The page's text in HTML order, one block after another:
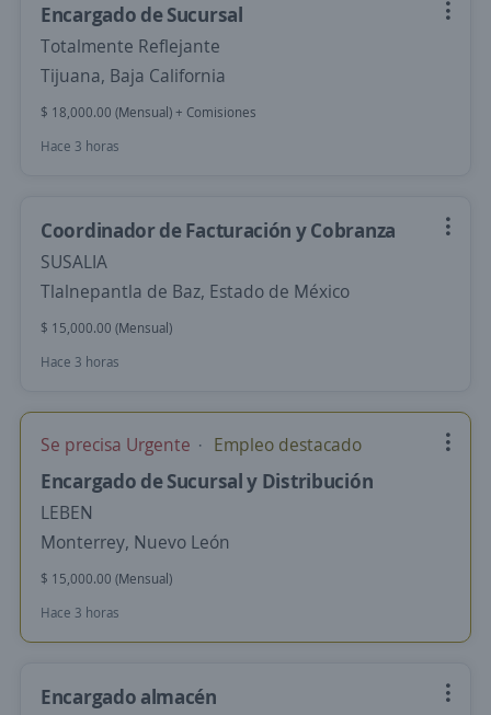
Encargado de Sucursal
Totalmente Reflejante
Tijuana, Baja California
$ 18,000.00 (Mensual) + Comisiones
Hace 3 horas
Coordinador de Facturación y Cobranza
SUSALIA
Tlalnepantla de Baz, Estado de México
$ 15,000.00 (Mensual)
Hace 3 horas
Se precisa Urgente Empleo destacado
Encargado de Sucursal y Distribución
LEBEN
Monterrey, Nuevo León
$ 15,000.00 (Mensual)
Hace 3 horas
Encargado almacén